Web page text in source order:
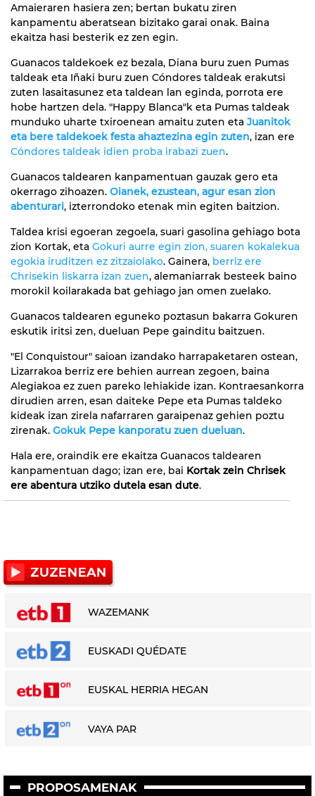
Amaieraren hasiera zen; bertan bukatu ziren
kanpamentu aberatsean bizitako garai onak. Baina
ekaitza hasi besterik ez zen egin.
Guanacos taldekoek ez bezala, Diana buru zuen Pumas
taldeak eta Iñaki buru zuen Cóndores taldeak erakutsi
zuten lasaitasunez eta taldean lan eginda, porrota ere
hobe hartzen dela. "Happy Blanca"k eta Pumas taldeak
munduko uharte txiroenean amaitu zuten eta Juanitok
eta bere taldekoek festa ahaztezina egin zuten, izan ere
Cóndores taldeak idien proba irabazi zuen.
Guanacos taldearen kanpamentuan gauzak gero eta
okerrago zihoazen. Oianek, ezustean, agur esan zion
abenturari, izterrondoko etenak min egiten baitzion.
Taldea krisi egoeran zegoela, suari gasolina gehiago bota
zion Kortak, eta Gokuri aurre egin zion, suaren kokalekua
egokia iruditzen ez zitzaiolako. Gainera, berriz ere
Chrisekin liskarra izan zuen, alemaniarrak besteek baino
morokil koilarakada bat gehiago jan omen zuelako.
Guanacos taldearen eguneko poztasun bakarra Gokuren
eskutik iritsi zen, dueluan Pepe gainditu baitzuen.
"El Conquistour" saioan izandako harrapaketaren ostean,
Lizarrakoa berriz ere behien aurrean zegoen, baina
Alegiakoa ez zuen pareko lehiakide izan. Kontraesankorra
dirudien arren, esan daiteke Pepe eta Pumas taldeko
kideak izan zirela nafarraren garaipenaz gehien poztu
zirenak. Gokuk Pepe kanporatu zuen dueluan.
Hala ere, oraindik ere ekaitza Guanacos taldearen
kanpamentuan dago; izan ere, bai Kortak zein Chrisek
ere abentura utziko dutela esan dute.
WAZEMANK
EUSKADI QUÉDATE
EUSKAL HERRIA HEGAN
VAYA PAR
PROPOSAMENAK